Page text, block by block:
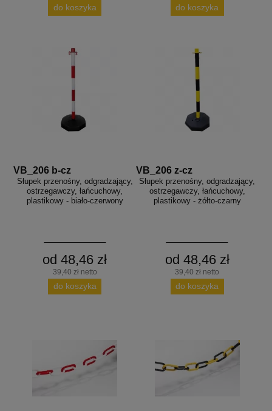
do koszyka do koszyka
VB_206 b-cz
Słupek przenośny, odgradzający,
ostrzegawczy, łańcuchowy,
plastikowy - biało-czerwony
od 48,46 zł
39,40 zł netto
do koszyka
VB_206 z-cz
Słupek przenośny, odgradzający,
ostrzegawczy, łańcuchowy,
plastikowy - żółto-czarny
od 48,46 zł
39,40 zł netto
do koszyka